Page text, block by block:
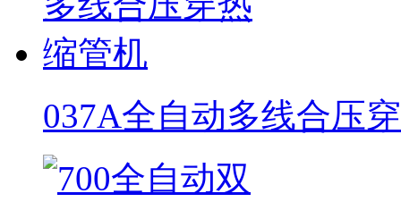
037A全自动多线合压